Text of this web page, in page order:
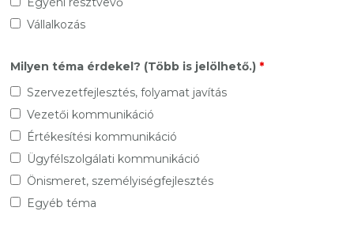
Vállalkozás
Milyen téma érdekel? (Több is jelölhető.) *
Szervezetfejlesztés, folyamat javítás
Vezetői kommunikáció
Értékesítési kommunikáció
Ügyfélszolgálati kommunikáció
Önismeret, személyiségfejlesztés
Egyéb téma